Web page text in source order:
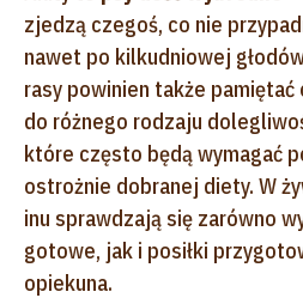
zjedzą czegoś, co nie
nawet po kilkudniowej
rasy powinien także pamiętać
do różnego rodzaju
które często będą wymagać
ostrożnie dobranej diety. W
inu sprawdzają się zarówno
gotowe, jak i posiłki
opiekuna.